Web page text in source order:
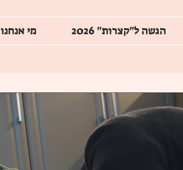
הגשה ל"קצרות" 2026 מי אנחנו